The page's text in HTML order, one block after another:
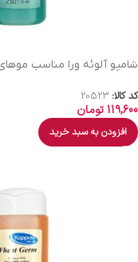
شامپو آلوئه ورا مناسب موهای
کد کالا: 20523
119,600تومان
افزودن به سبد خرید